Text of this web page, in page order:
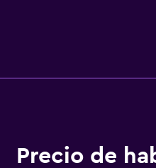
ofrece acceso a Internet
de limpieza todos
Precio de